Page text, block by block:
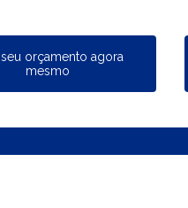
seu orçamento agora
mesmo